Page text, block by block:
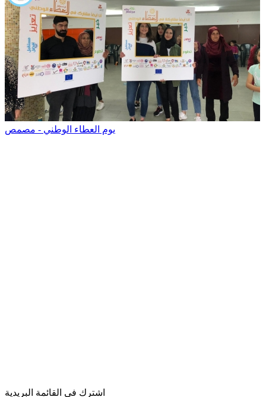
يوم العطاء الوطني - مصمص
اشترك في القائمة البريدية